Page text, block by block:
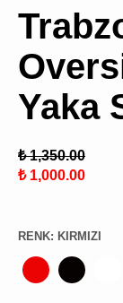
Yaka
₺ 1,350.00
₺ 1,000.00
RENK: KIRMIZI